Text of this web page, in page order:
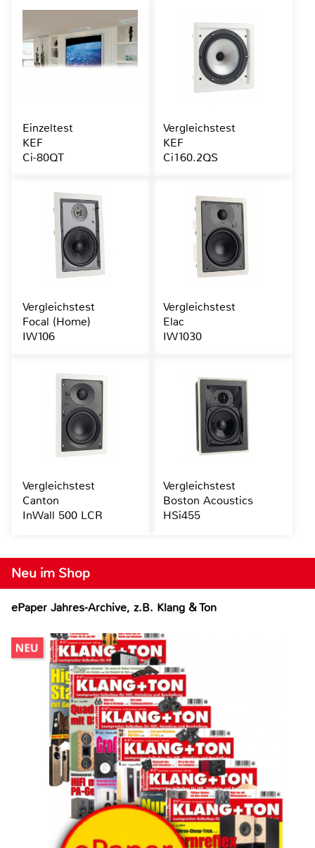
Neu im Shop
ePaper Jahres-Archive, z.B. Klang & Ton
Einzeltest
KEF
Ci-80QT
Vergleichstest
KEF
Ci160.2QS
Vergleichstest
Focal (Home)
IW106
Vergleichstest
Elac
IW1030
Vergleichstest
Canton
InWall 500 LCR
Vergleichstest
Boston Acoustics
HSi455